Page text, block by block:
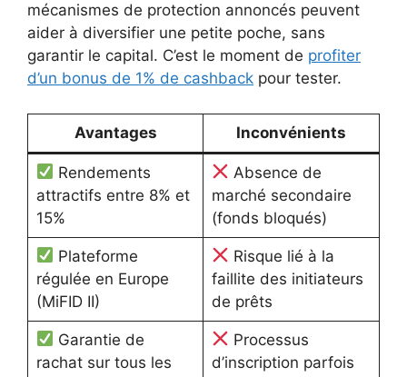
mécanismes de protection annoncés peuvent
aider à diversifier une petite poche, sans
garantir le capital. C’est le moment de profiter
d’un bonus de 1% de cashback pour tester.
Avantages Inconvénients
Rendements
attractifs entre 8% et
15%
Absence de
marché secondaire
(fonds bloqués)
Plateforme
régulée en Europe
(MiFID II)
Risque lié à la
faillite des initiateurs
de prêts
Garantie de
rachat sur tous les
Processus
d’inscription parfois